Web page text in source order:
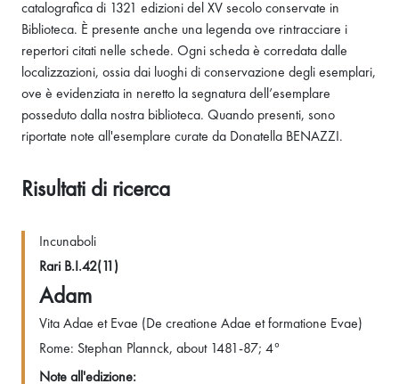
catalografica di 1321 edizioni del XV secolo conservate in
Biblioteca. È presente anche una legenda ove rintracciare i
repertori citati nelle schede. Ogni scheda è corredata dalle
localizzazioni, ossia dai luoghi di conservazione degli esemplari,
ove è evidenziata in neretto la segnatura dell’esemplare
posseduto dalla nostra biblioteca. Quando presenti, sono
riportate note all'esemplare curate da Donatella BENAZZI.
Risultati di ricerca
Incunaboli
Rari B.I.42(11)
Adam
Vita Adae et Evae (De creatione Adae et formatione Evae)
Rome: Stephan Plannck, about 1481-87; 4°
Note all'edizione: